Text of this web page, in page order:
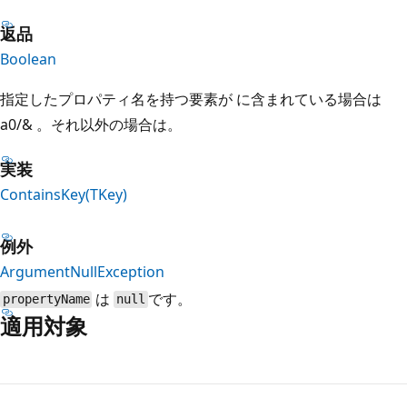
返品
Boolean
指定したプロパティ名を持つ要素が に含まれている場合は
a0/& 。それ以外の場合は。
実装
ContainsKey(TKey)
例外
ArgumentNullException
propertyName は null です。
適用対象
み